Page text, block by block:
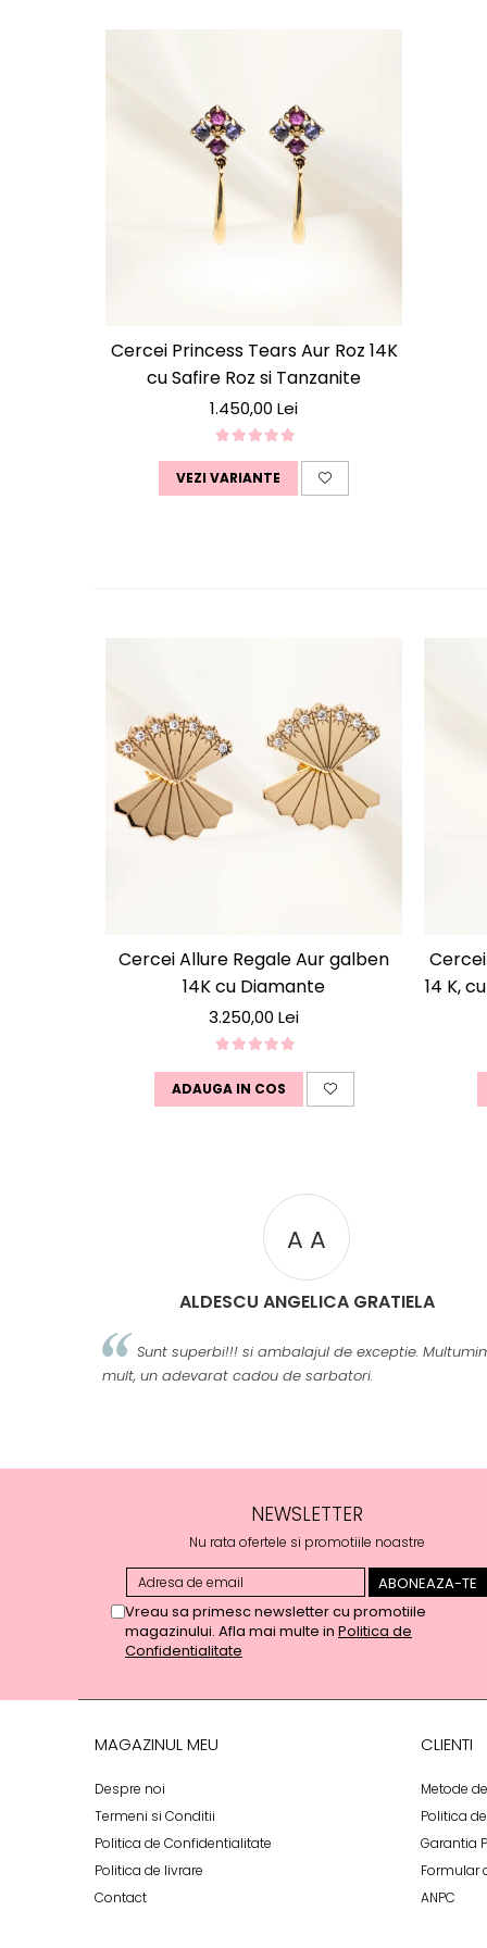
Cercei Princess Tears Aur Roz 14K
cu Safire Roz si Tanzanite
1.450,00 Lei
VEZI VARIANTE
Cercei Allure Regale Aur galben
14K cu Diamante
3.250,00 Lei
ADAUGA IN COS
14 K,
A A
ALDESCU ANGELICA GRATIELA
Sunt superbi!!! si ambalajul de exceptie.
mult, un adevarat cadou de sarbatori.
NEWSLETTER
Nu rata ofertele si promotiile noastre
Vreau sa primesc newsletter cu promotiile
magazinului. Afla mai multe in Politica de
Confidentialitate
MAGAZINUL MEU
Despre noi
Termeni si Conditii
Politica de Confidentialitate
Politica de livrare
Contact
CLIENTI
Metode
Politica
Garantia
Formular
ANPC